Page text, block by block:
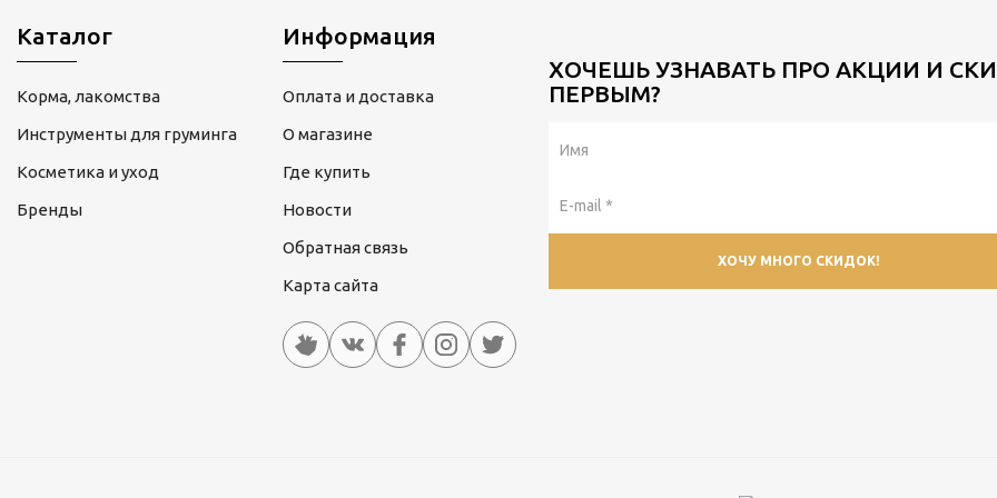
Каталог
Корма, лакомства
Инструменты для груминга
Косметика и уход
Бренды
Информация
Оплата и доставка
О магазине
Где купить
Новости
Обратная связь
Карта сайта
ХОЧЕШЬ УЗНАВАТЬ ПРО АКЦИИ И
ПЕРВЫМ?